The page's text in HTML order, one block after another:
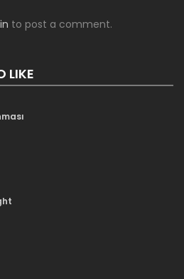
to post a comment.
LIKE